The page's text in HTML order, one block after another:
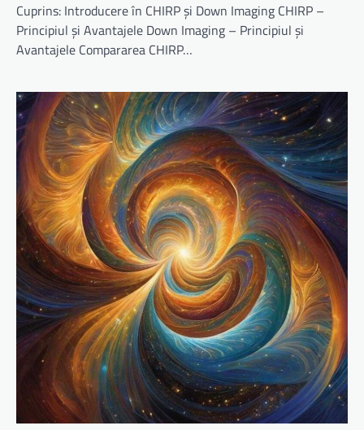
Cuprins: Introducere în CHIRP și Down Imaging CHIRP –
Principiul și Avantajele Down Imaging – Principiul și
Avantajele Compararea CHIRP…